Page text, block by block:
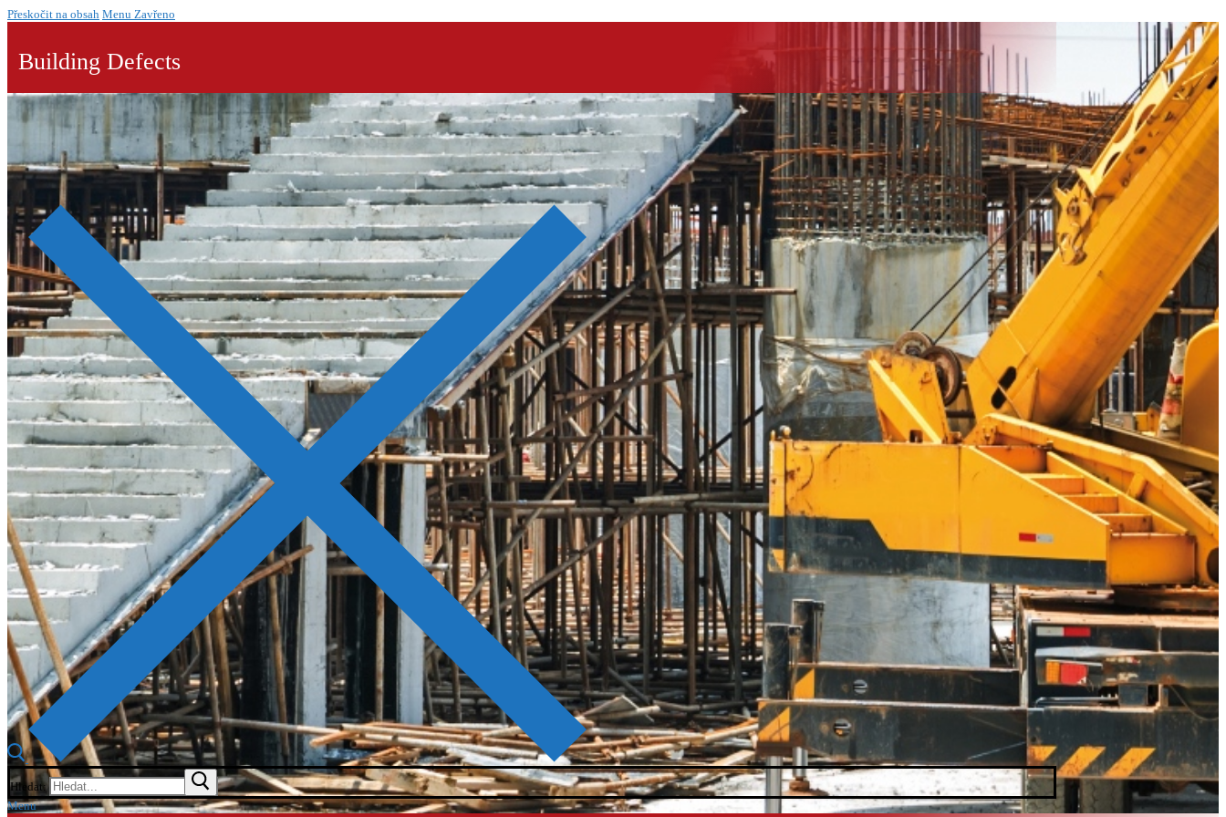
Přeskočit na obsah Menu Zavřeno
Building Defects
Hledat:
Menu